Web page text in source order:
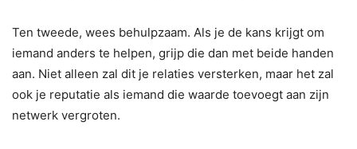
Ten tweede, wees behulpzaam. Als je de kans krijgt om
iemand anders te helpen, grijp die dan met beide handen
aan. Niet alleen zal dit je relaties versterken, maar het zal
ook je reputatie als iemand die waarde toevoegt aan zijn
netwerk vergroten.